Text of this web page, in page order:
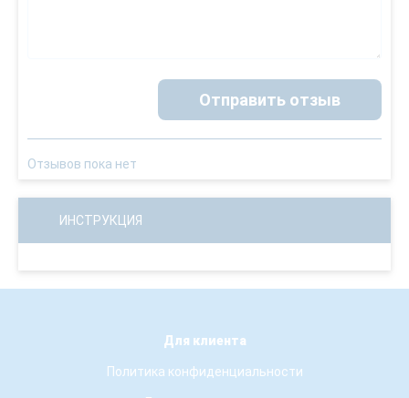
Отправить отзыв
Отзывов пока нет
ИНСТРУКЦИЯ
Для клиента
Политика конфиденциальности